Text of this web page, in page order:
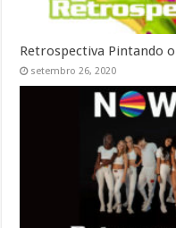
Retrospectiva Pintando
setembro 26, 2020